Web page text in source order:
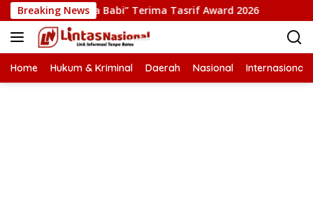
Langsung
ke
konten
Breaking News
“Pesta Babi” Terima Tasrif Award 2026 Kapolresta
Home Hukum & Kriminal Daerah Nasional Internasional